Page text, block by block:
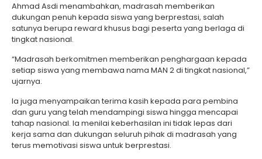
Ahmad Asdi menambahkan, madrasah memberikan
dukungan penuh kepada siswa yang berprestasi, salah
satunya berupa reward khusus bagi peserta yang berlaga di
tingkat nasional.
“Madrasah berkomitmen memberikan penghargaan kepada
setiap siswa yang membawa nama MAN 2 di tingkat nasional,”
ujarnya.
Ia juga menyampaikan terima kasih kepada para pembina
dan guru yang telah mendampingi siswa hingga mencapai
tahap nasional. Ia menilai keberhasilan ini tidak lepas dari
kerja sama dan dukungan seluruh pihak di madrasah yang
terus memotivasi siswa untuk berprestasi.